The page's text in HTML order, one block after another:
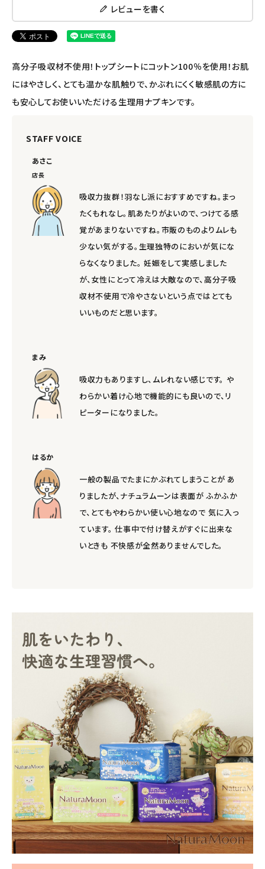
アルモニベルツ
コラム・スタッフのおすすめ
ご利用ガイド等
ようこそ ゲスト 様
ログイン
レビューを書く
高分子吸収材不使用！トップシートにコットン100％を使用！お肌
にはやさしく、とても温かな肌触りで、かぶれにくく敏感肌の方に
も安心してお使いいただける生理用ナプキンです。
STAFF VOICE
あさこ
店長
吸収力抜群！羽なし派におすすめですね。まっ
たくもれなし。肌あたりがよいので、つけてる感
覚があまりないですね。市販のものよりムレも
少ない気がする。生理独特のにおいが気にな
らなくなりました。 妊娠をして実感しました
が、女性にとって冷えは大敵なので、高分子吸
収材不使用で冷やさないという点ではとても
いいものだと思います。
まみ
吸収力もありますし、ムレれない感じです。 や
わらかい着け心地で機能的にも良いので、リ
ピーターになりました。
はるか
一般の製品でたまにかぶれてしまうことが あ
りましたが、ナチュラムーンは表面が ふかふか
で、とてもやわらかい使い心地なので 気に入っ
ています。 仕事中で付け替えがすぐに出来な
いときも 不快感が全然ありませんでした。